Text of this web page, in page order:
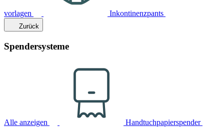
vorlagen Inkontinenzpants
Zurück
Spendersysteme
Alle anzeigen Handtuchpapierspender